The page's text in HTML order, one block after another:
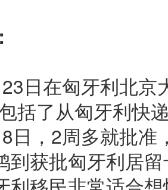
日在匈牙利北
括了从匈牙利快
日，2周多就批
到获批匈牙利居